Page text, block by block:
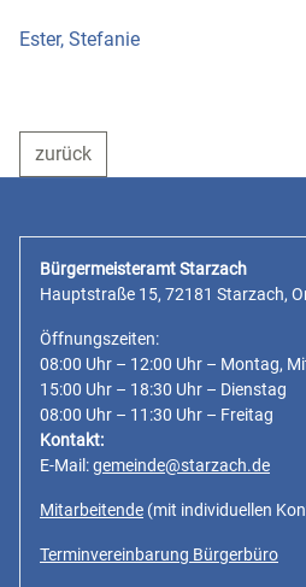
Ester, Stefanie
zurück
Bürgermeisteramt Starzach
Hauptstraße 15, 72181 Starzach,
Öffnungszeiten:
08:00 Uhr – 12:00 Uhr – Montag,
15:00 Uhr – 18:30 Uhr – Dienstag
08:00 Uhr – 11:30 Uhr – Freitag
Kontakt:
E-Mail:gemeinde@starzach.de
Mitarbeitende (mit individuellen
Terminvereinbarung Bürgerbüro